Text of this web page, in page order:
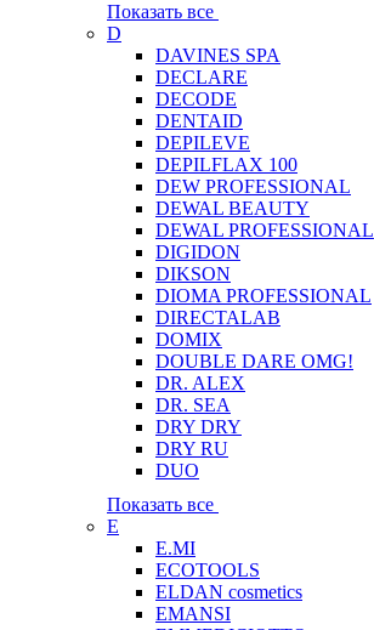
Показать все
D
DAVINES SPA
DECLARE
DECODE
DENTAID
DEPILEVE
DEPILFLAX 100
DEW PROFESSIONAL
DEWAL BEAUTY
DEWAL PROFESSIONAL
DIGIDON
DIKSON
DIOMA PROFESSIONAL
DIRECTALAB
DOMIX
DOUBLE DARE OMG!
DR. ALEX
DR. SEA
DRY DRY
DRY RU
DUO
Показать все
E
E.MI
ECOTOOLS
ELDAN cosmetics
EMANSI